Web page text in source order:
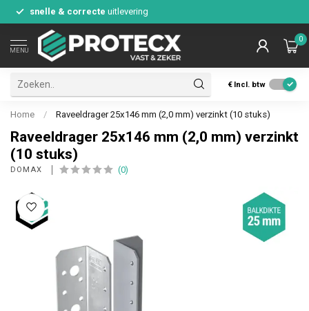
snelle & correcte uitlevering
MENU
0
€ Incl. btw
Home / Raveeldrager 25x146 mm (2,0 mm) verzinkt (10 stuks)
Raveeldrager 25x146 mm (2,0 mm) verzinkt
(10 stuks)
DOMAX (0)